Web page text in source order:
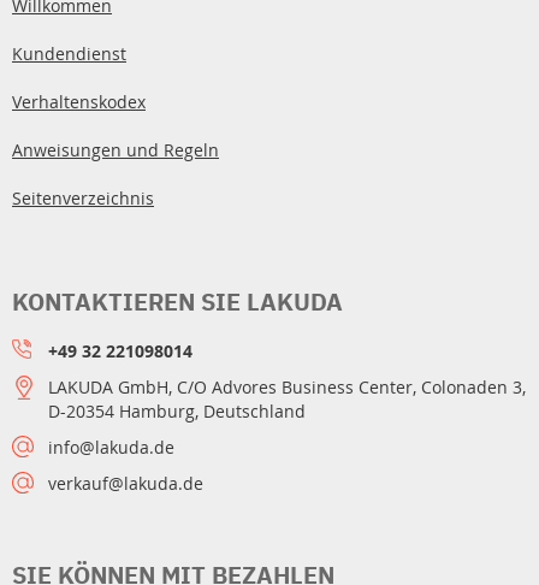
Willkommen
Kundendienst
Verhaltenskodex
Anweisungen und Regeln
Seitenverzeichnis
SIE KÖNNEN MIT BEZAHLEN
KONTAKTIEREN SIE LAKUDA
+49 32 221098014
LAKUDA GmbH, C/O Advores Business Center, Colonaden 3,
D-20354 Hamburg, Deutschland
info@lakuda.de
verkauf@lakuda.de